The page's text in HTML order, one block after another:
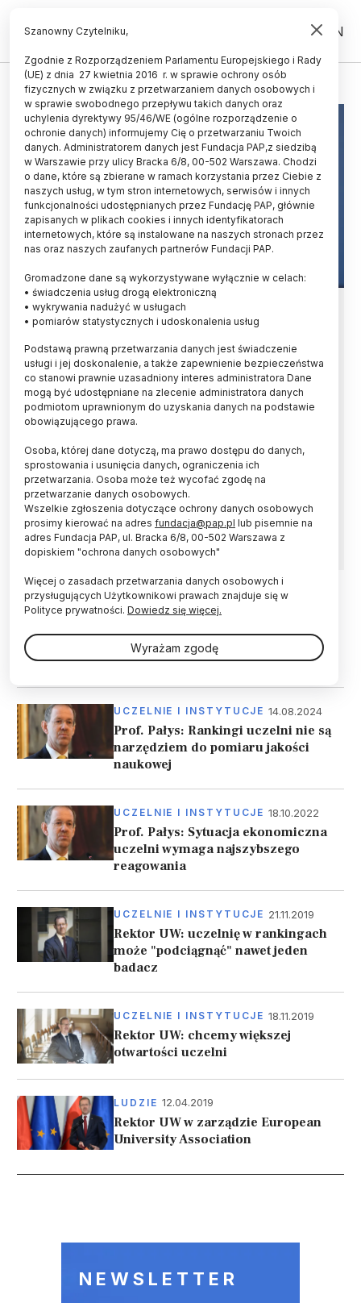
PL EN
PROF. MARCIN PAŁYS
Prof. Pałys dla PAP: nowe
rozporządzenie o liście czasopism
to krok ku równowadze, ale i
eksperyment
Nowe rozporządzenie resortu nauki dot. listy
czasopism i wydawnictw jest próbą poprawy
systemu, ale dopiero publikacja tych list
pokaże, czy zaszła zmiana na lepsze –
powiedział PAP szef RGNiSW prof. Marcin
Pałys. Apelował, by nie przypisywać zbyt dużej
wagi punktom za publikacje, zwłaszcza w
ocenie pojedynczych badaczy.
UCZELNIE I INSTYTUCJE
działalności naukowej wymaga
zmian
UCZELNIE I INSTYTUCJE 14.08.2024
Prof. Pałys: Rankingi uczelni nie są
narzędziem do pomiaru jakości
naukowej
UCZELNIE I INSTYTUCJE 18.10.2022
Prof. Pałys: Sytuacja ekonomiczna
uczelni wymaga najszybszego
reagowania
UCZELNIE I INSTYTUCJE 21.11.2019
Rektor UW: uczelnię w rankingach
może "podciągnąć" nawet jeden
badacz
UCZELNIE I INSTYTUCJE 18.11.2019
Rektor UW: chcemy większej
otwartości uczelni
LUDZIE 12.04.2019
Rektor UW w zarządzie European
University Association
NEWSLETTER
Szanowny Czytelniku,
Zgodnie z Rozporządzeniem Parlamentu Europejskiego i Rady
(UE) z dnia 27 kwietnia 2016 r. w sprawie ochrony osób
fizycznych w związku z przetwarzaniem danych osobowych i
w sprawie swobodnego przepływu takich danych oraz
uchylenia dyrektywy 95/46/WE (ogólne rozporządzenie o
ochronie danych) informujemy Cię o przetwarzaniu Twoich
danych. Administratorem danych jest Fundacja PAP,z siedzibą
w Warszawie przy ulicy Bracka 6/8, 00-502 Warszawa. Chodzi
o dane, które są zbierane w ramach korzystania przez Ciebie z
naszych usług, w tym stron internetowych, serwisów i innych
funkcjonalności udostępnianych przez Fundację PAP, głównie
zapisanych w plikach cookies i innych identyfikatorach
internetowych, które są instalowane na naszych stronach przez
nas oraz naszych zaufanych partnerów Fundacji PAP.
Gromadzone dane są wykorzystywane wyłącznie w celach:
• świadczenia usług drogą elektroniczną
• wykrywania nadużyć w usługach
• pomiarów statystycznych i udoskonalenia usług
Podstawą prawną przetwarzania danych jest świadczenie
usługi i jej doskonalenie, a także zapewnienie bezpieczeństwa
co stanowi prawnie uzasadniony interes administratora Dane
mogą być udostępniane na zlecenie administratora danych
podmiotom uprawnionym do uzyskania danych na podstawie
obowiązującego prawa.
Osoba, której dane dotyczą, ma prawo dostępu do danych,
sprostowania i usunięcia danych, ograniczenia ich
przetwarzania. Osoba może też wycofać zgodę na
przetwarzanie danych osobowych.
Wszelkie zgłoszenia dotyczące ochrony danych osobowych
prosimy kierować na adres fundacja@pap.pl lub pisemnie na
adres Fundacja PAP, ul. Bracka 6/8, 00-502 Warszawa z
dopiskiem "ochrona danych osobowych"
Więcej o zasadach przetwarzania danych osobowych i
przysługujących Użytkownikowi prawach znajduje się w
Polityce prywatności. Dowiedz się więcej.
Wyrażam zgodę